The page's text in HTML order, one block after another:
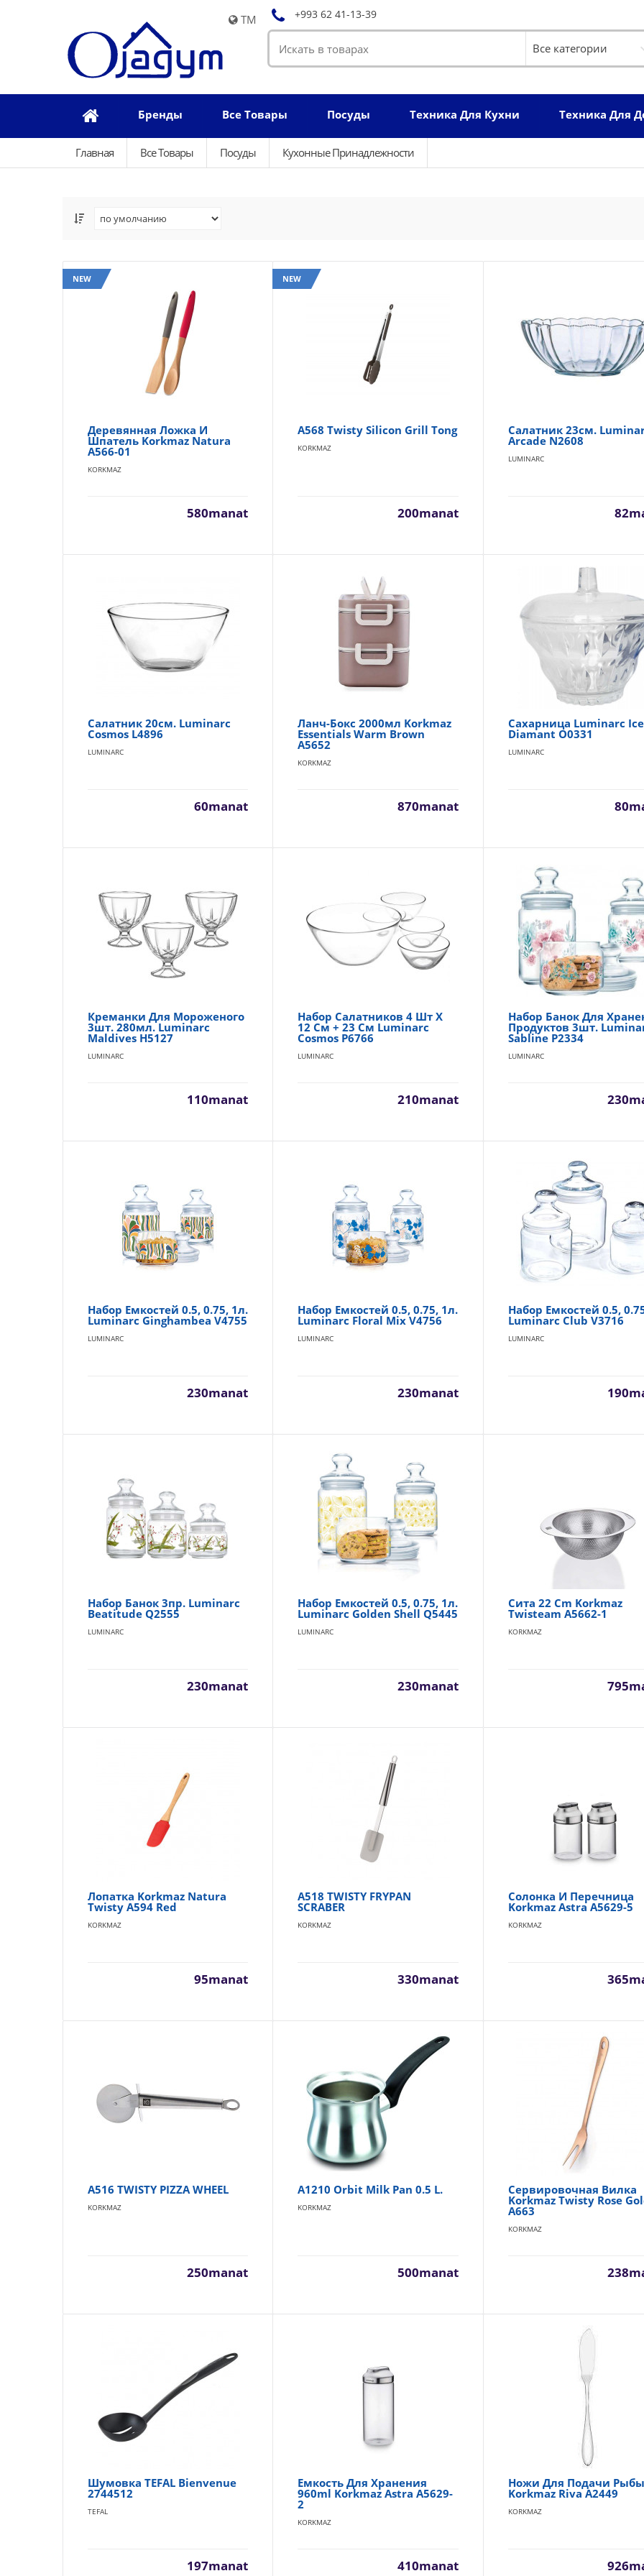
TM +993 62 41-13-39
Бренды Все Товары Посуды Техника Для Кухни Техника Для
Главная Все Товары Посуды Кухонные Принадлежности
NEW
Силиконовая ручка устойчива к температурам до 220 °C.
использования в посуде с покрыт..
Салатник 23см. Luminarc Arcade N2608
Салатник Luminarc Arcade Аркадия - 23 см. Диаметр: 23 см.
18 см Можно мыть в посудомоечной машине : Да..
Салатник 20см. Luminarc Cosmos L4896
LUMINARC
Ланч-бокс 2000мл Korkmaz Essentials Warm Brown
KORKMAZ
21х14 см. 2000 мл...
Сахарница Luminarc Iced Diamant O0331
Тип: сахарница Материал: стекло Размеры: Ø12 см Объём:
Цвет: прозрачный Крышка: да..
Салатник 2.5л. 23см. Luminarc Cosmos L4897
Диаметр: 230 мм Цвет: прозрачный Дизайн: однотонный
шт Мойка в посудомоечной..
Креманки для мороженого 3шт. 280мл. Luminarc
Материал: стекло Цвет: прозрачный Дизайн: рельефный
Объем: 280 мл Количество: 3 шт Вес..
Материал - Из стекла Особенности - Для посудомоечной
Набор банок для хранения продуктов 3шт. Luminarc
P2334
LUMINARC
Назначение: Для сыпучих продуктов Материал ёмкости:
Набор емкостей для хранения Luminarc Hypnosis
Материал: стекло Цвет: прозрачный, с р..
Набор емкостей 0.5, 0.75, 1л. Luminarc Ginghambea
NEW
Деревянная Ложка И
Шпатель Korkmaz Natura
A566-01
KORKMAZ
580manat
NEW
A568 Twisty Silicon Grill Tong
KORKMAZ
200manat
Салатник 23см.
Arcade N2608
LUMINARC
Салатник 20см. Luminarc
Cosmos L4896
LUMINARC
60manat
Ланч-Бокс 2000мл Korkmaz
Essentials Warm Brown
A5652
KORKMAZ
870manat
Сахарница Luminarc
Diamant O0331
LUMINARC
Креманки Для Мороженого
3шт. 280мл. Luminarc
Maldives H5127
LUMINARC
110manat
Набор Салатников 4 Шт X
12 См + 23 См Luminarc
Cosmos P6766
LUMINARC
210manat
Набор Банок Для
Продуктов 3шт.
Sabline P2334
LUMINARC
Набор Емкостей 0.5, 0.75, 1л.
Luminarc Ginghambea V4755
LUMINARC
230manat
Набор Емкостей 0.5, 0.75, 1л.
Luminarc Floral Mix V4756
LUMINARC
230manat
Набор Емкостей 0.5,
Luminarc Club V3716
LUMINARC
Набор Банок 3пр. Luminarc
Beatitude Q2555
LUMINARC
230manat
Набор Емкостей 0.5, 0.75, 1л.
Luminarc Golden Shell Q5445
LUMINARC
230manat
Сита 22 Cm Korkmaz
Twisteam A5662-1
KORKMAZ
Лопатка Korkmaz Natura
Twisty A594 Red
KORKMAZ
95manat
A518 TWISTY FRYPAN
SCRABER
KORKMAZ
330manat
Солонка И Перечница
Korkmaz Astra A5629-5
KORKMAZ
A516 TWISTY PIZZA WHEEL
KORKMAZ
250manat
A1210 Orbit Milk Pan 0.5 L.
KORKMAZ
500manat
Сервировочная Вилка
Korkmaz Twisty Rose
A663
KORKMAZ
Шумовка TEFAL Bienvenue
2744512
TEFAL
197manat
Емкость Для Хранения
960ml Korkmaz Astra A5629-
2
KORKMAZ
410manat
Ножи Для Подачи Рыбы
Korkmaz Riva A2449
KORKMAZ